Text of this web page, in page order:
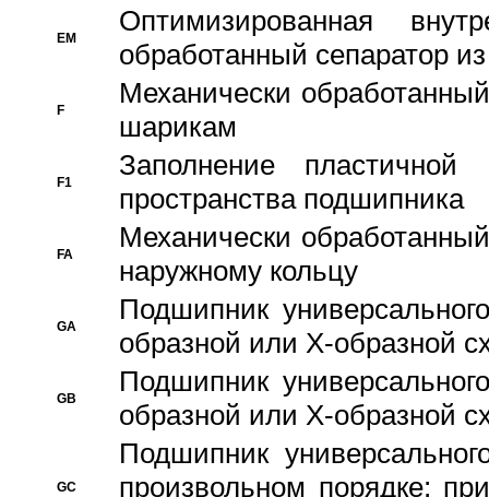
EM
Оптимизированная
обработанный сепаратор
F
Механически
шарикам
F1
Заполнение
пространства подшипника
FA
Механически
наружному кольцу
GA
Подшипник
образной или Х-образной
GB
Подшипник
образной или Х-образной
GC
Подшипник
произвольном порядке;